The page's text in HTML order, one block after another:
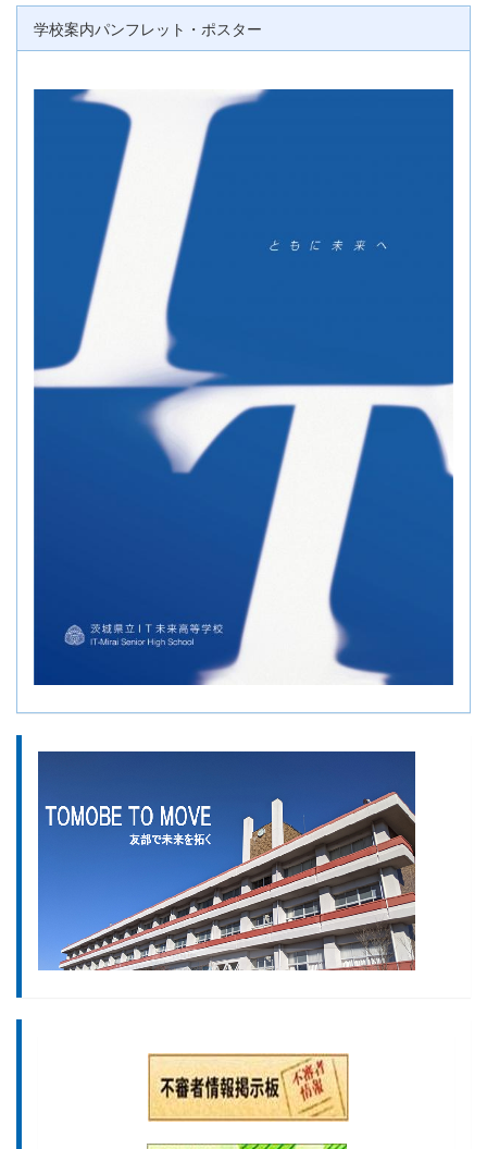
学校案内パンフレット・ポスター